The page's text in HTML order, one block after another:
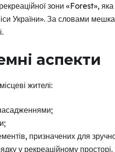
зони «Forest»,
України». За словами
аспекти
жителі:
призначених для
у рекреаційному просторі.